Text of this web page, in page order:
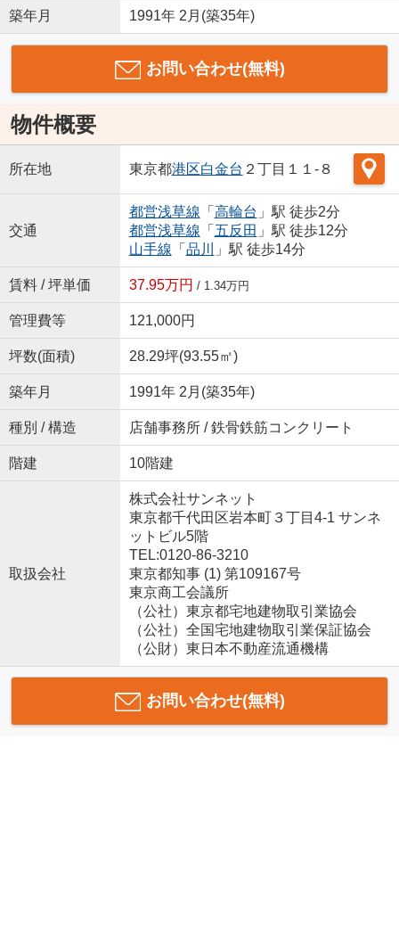
築年月 1991年 2月(築35年)
お問い合わせ(無料)
物件概要
所在地 東京都港区白金台 ２丁目１１-８
交通
都営浅草線 「 高輪台 」駅 徒歩2分
都営浅草線 「 五反田 」駅 徒歩12分
山手線 「 品川 」駅 徒歩14分
賃料 / 坪単価 37.95万円 / 1.34万円
管理費等 121,000円
坪数(面積) 28.29坪(93.55㎡)
築年月 1991年 2月(築35年)
種別 / 構造 店舗事務所 / 鉄骨鉄筋コンクリート
階建 10階建
取扱会社
株式会社サンネット
東京都千代田区岩本町３丁目4-1 サンネ
ットビル5階
TEL:0120-86-3210
東京都知事 (1) 第109167号
東京商工会議所
（公社）東京都宅地建物取引業協会
（公社）全国宅地建物取引業保証協会
（公財）東日本不動産流通機構
お問い合わせ(無料)